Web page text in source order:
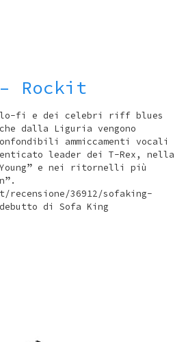
Rockit
lo-fi e dei celebri riff blues
dalla Liguria vengono
ammiccamenti vocali
leader dei T-Rex, nella
e nei ritornelli più
36912/sofaking-
di Sofa King